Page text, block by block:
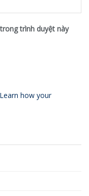
trình duyệt này
Learn how your